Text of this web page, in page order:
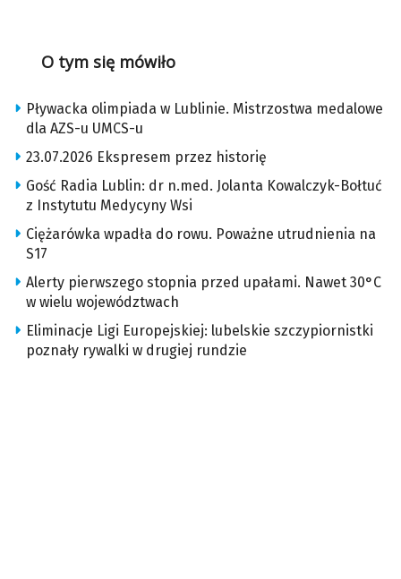
O tym się mówiło
Pływacka olimpiada w Lublinie. Mistrzostwa medalowe
dla AZS-u UMCS-u
23.07.2026 Ekspresem przez historię
Gość Radia Lublin: dr n.med. Jolanta Kowalczyk-Bołtuć
z Instytutu Medycyny Wsi
Ciężarówka wpadła do rowu. Poważne utrudnienia na
S17
Alerty pierwszego stopnia przed upałami. Nawet 30°C
w wielu województwach
Eliminacje Ligi Europejskiej: lubelskie szczypiornistki
poznały rywalki w drugiej rundzie